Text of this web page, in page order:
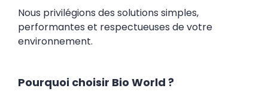
Nous privilégions des solutions simples,
performantes et respectueuses de votre
environnement.
Pourquoi choisir Bio World ?